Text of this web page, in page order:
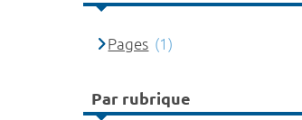
Pages (1)
Par rubrique